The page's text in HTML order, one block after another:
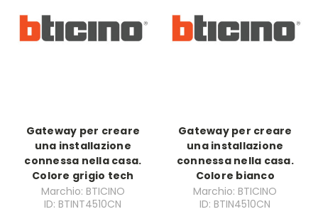
Gateway per creare
una installazione
connessa nella casa.
Colore grigio tech
Marchio: BTICINO
ID: BTINT4510CN
Gateway per creare
una installazione
connessa nella casa.
Colore bianco
Marchio: BTICINO
ID: BTIN4510CN